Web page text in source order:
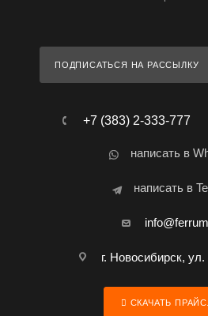
ПОДПИСАТЬСЯ НА РАССЫЛКУ
+7 (383) 2-333-777
написать в
написать в
г. Новосибирск,
СКАЧАТЬ